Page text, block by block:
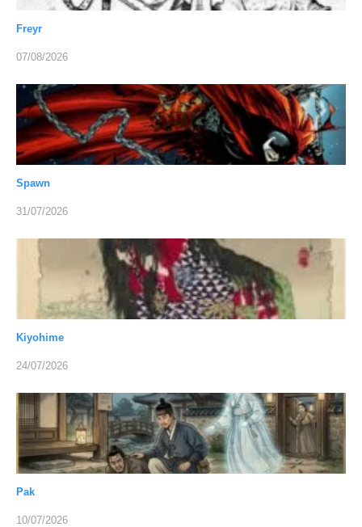
Freyr
07/08/2026
Spawn
31/07/2026
Kiyohime
24/07/2026
Pak
10/07/2026